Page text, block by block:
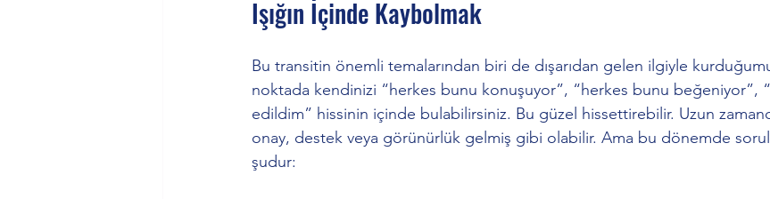
Işığın İçinde Kaybolmak
Bu transitin önemli temalarından biri de dışarıdan gelen ilgiyle
noktada kendinizi “herkes bunu konuşuyor”, “herkes bunu beğeniyor”,
edildim” hissinin içinde bulabilirsiniz. Bu güzel hissettirebilir. Uzun
onay, destek veya görünürlük gelmiş gibi olabilir. Ama bu dönemde
şudur: